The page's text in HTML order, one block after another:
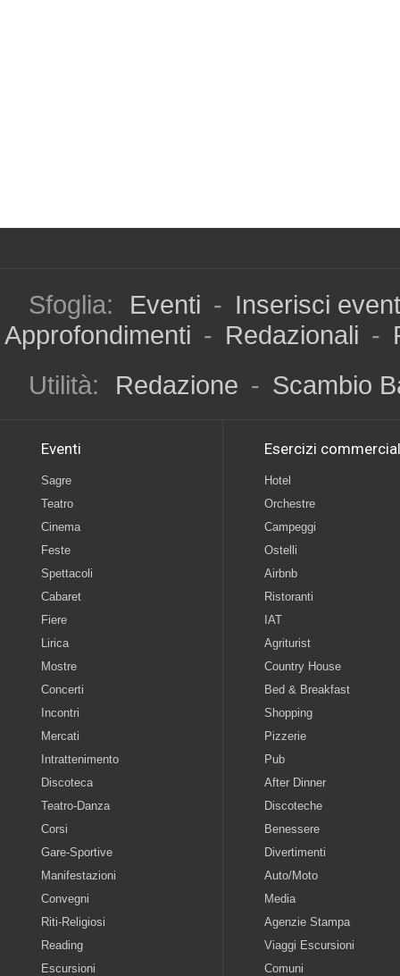
Sfoglia: Eventi - Inserisci
Approfondimenti - Redazionali -
Utilità:
Redazione - Scambio
Eventi
Sagre
Teatro
Cinema
Feste
Spettacoli
Cabaret
Fiere
Lirica
Mostre
Concerti
Incontri
Mercati
Intrattenimento
Discoteca
Teatro-Danza
Corsi
Gare-Sportive
Manifestazioni
Convegni
Riti-Religiosi
Reading
Escursioni
Esercizi
Hotel
Orchestre
Campeggi
Ostelli
Airbnb
Ristoranti
IAT
Agriturist
Country House
Bed & Breakfast
Shopping
Pizzerie
Pub
After Dinner
Discoteche
Benessere
Divertimenti
Auto/Moto
Media
Agenzie Stampa
Viaggi Escursioni
Comuni